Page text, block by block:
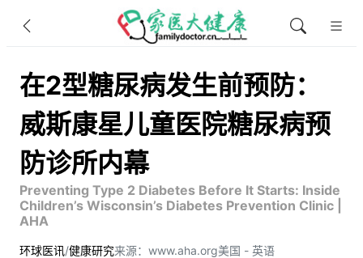
在2型糖尿病发生前预防：
威斯康星儿童医院糖尿病预
防诊所内幕
Preventing Type 2 Diabetes Before It Starts: Inside
Children’s Wisconsin’s Diabetes Prevention Clinic |
AHA
环球医讯/健康研究来源：www.aha.org美国 - 英语